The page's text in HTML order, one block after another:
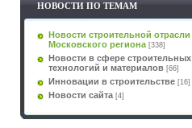
НОВОСТИ ПО ТЕМАМ
Новости строительной отрасли
Московского региона [338]
Новости в сфере строительных
технологий и материалов [66]
Инновации в строительстве [16]
Новости сайта [4]